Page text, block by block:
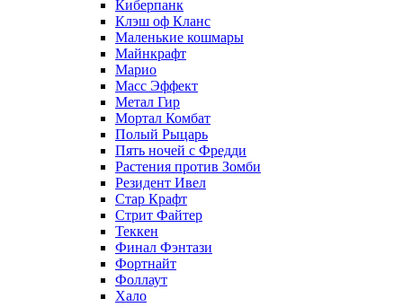
Киберпанк
Клэш оф Кланс
Маленькие кошмары
Майнкрафт
Марио
Масс Эффект
Метал Гир
Мортал Комбат
Полый Рыцарь
Пять ночей с Фредди
Растения против Зомби
Резидент Ивел
Стар Крафт
Стрит Файтер
Теккен
Финал Фэнтази
Фортнайт
Фоллаут
Хало